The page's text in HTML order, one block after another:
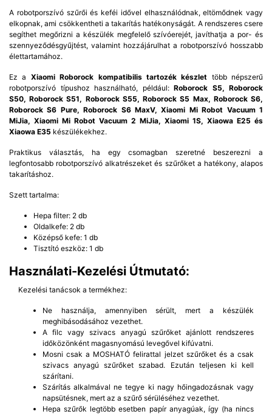
A robotporszívó szűrői és keféi idővel elhasználódnak, eltömődnek vagy
elkopnak, ami csökkentheti a takarítás hatékonyságát. A rendszeres csere
segíthet megőrizni a készülék megfelelő szívóerejét, javíthatja a por- és
szennyeződésgyűjtést, valamint hozzájárulhat a robotporszívó hosszabb
élettartamához.
Ez a Xiaomi Roborock kompatibilis tartozék készlet több népszerű
robotporszívó típushoz használható, például: Roborock S5, Roborock
S50, Roborock S51, Roborock S55, Roborock S5 Max, Roborock S6,
Roborock S6 Pure, Roborock S6 MaxV, Xiaomi Mi Robot Vacuum 1
MiJia, Xiaomi Mi Robot Vacuum 2 MiJia, Xiaomi 1S, Xiaowa E25 és
Xiaowa E35 készülékekhez.
Praktikus választás, ha egy csomagban szeretné beszerezni a
legfontosabb robotporszívó alkatrészeket és szűrőket a hatékony, alapos
takarításhoz.
Szett tartalma:
Hepa filter: 2 db
Oldalkefe: 2 db
Középső kefe: 1 db
Tisztító eszköz: 1 db
Használati-Kezelési Útmutató:
Kezelési tanácsok a termékhez:
Ne használja, amennyiben sérült, mert a készülék
meghibásodásához vezethet.
A filc vagy szivacs anyagú szűrőket ajánlott rendszeres
időközönként magasnyomású levegővel kifúvatni.
Mosni csak a MOSHATÓ felirattal jelzet szűrőket és a csak
szivacs anyagú szűrőket szabad. Ezután teljesen ki kell
szárítani.
Szárítás alkalmával ne tegye ki nagy hőingadozásnak vagy
napsütésnek, mert az a szűrő sérüléséhez vezethet.
Hepa szűrők legtöbb esetben papír anyagúak, így (ha nincs